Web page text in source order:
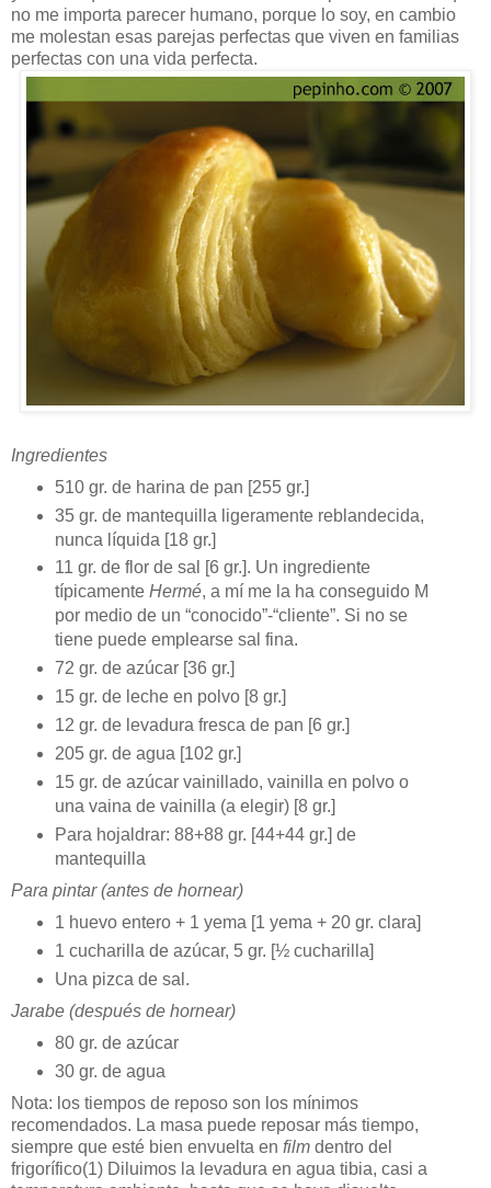
no me importa parecer humano, porque lo soy, en cambio
me molestan esas parejas perfectas que viven en familias
perfectas con una vida perfecta.
Ingredientes
510 gr. de harina de pan [255 gr.]
35 gr. de mantequilla ligeramente reblandecida,
nunca líquida [18 gr.]
11 gr. de flor de sal [6 gr.]. Un ingrediente
típicamente Hermé, a mí me la ha conseguido M
por medio de un “conocido”-“cliente”. Si no se
tiene puede emplearse sal fina.
72 gr. de azúcar [36 gr.]
15 gr. de leche en polvo [8 gr.]
12 gr. de levadura fresca de pan [6 gr.]
205 gr. de agua [102 gr.]
15 gr. de azúcar vainillado, vainilla en polvo o
una vaina de vainilla (a elegir) [8 gr.]
Para hojaldrar: 88+88 gr. [44+44 gr.] de
mantequilla
Para pintar (antes de hornear)
1 huevo entero + 1 yema [1 yema + 20 gr. clara]
1 cucharilla de azúcar, 5 gr. [½ cucharilla]
Una pizca de sal.
Jarabe (después de hornear)
80 gr. de azúcar
30 gr. de agua
Nota: los tiempos de reposo son los mínimos
recomendados. La masa puede reposar más tiempo,
siempre que esté bien envuelta en film dentro del
frigorífico(1) Diluimos la levadura en agua tibia, casi a